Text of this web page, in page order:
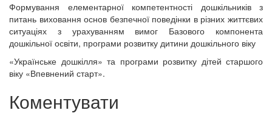
Формування елементарної компетентності дошкільників з
питань виховання основ безпечної поведінки в різних життєвих
ситуаціях з урахуванням вимог Базового компонента
дошкільної освіти, програми розвитку дитини дошкільного віку
«Українське дошкілля» та програми розвитку дітей старшого
віку «Впевнений старт».
Коментувати